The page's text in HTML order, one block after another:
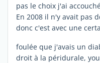
pas le choix j'ai
En 2008 il n'y avait pas
donc c'est avec une
foulée que j'avais un
droit à la péridurale,